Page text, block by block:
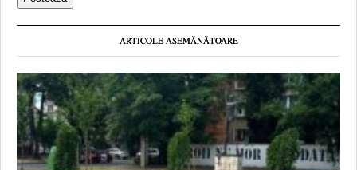
ARTICOLE ASEMĂNĂTOARE